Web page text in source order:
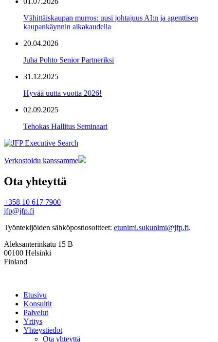
Vähittäiskaupan murros: uusi johtajuus AI:n ja agenttisen
kaupankäynnin aikakaudella
20.04.2026
Juha Pohto Senior Partneriksi
31.12.2025
Hyvää uutta vuotta 2026!
02.09.2025
Tehokas Hallitus Seminaari
Verkostoidu kanssamme
Ota yhteyttä
+358 10 617 7900
jfp@jfp.fi
Työntekijöiden sähköpostiosoitteet: etunimi.sukunimi@jfp.fi.
Aleksanterinkatu 15 B
00100 Helsinki
Finland
Etusivu
Konsultit
Palvelut
Yritys
Yhteystiedot
Ota yhteyttä